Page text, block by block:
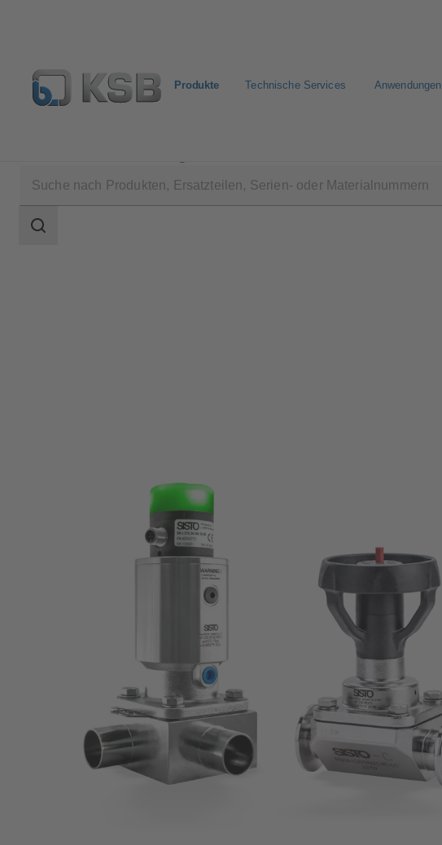
Produkte Technische Services Anwendungen
Suchbereich